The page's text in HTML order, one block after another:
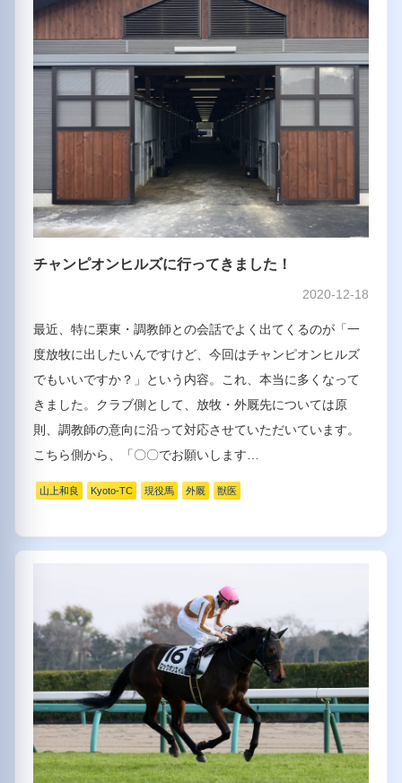
チャンピオンヒルズに行ってきました！
2020-12-18
最近、特に栗東・調教師との会話でよく出てくるのが「一
度放牧に出したいんですけど、今回はチャンピオンヒルズ
でもいいですか？」という内容。これ、本当に多くなって
きました。クラブ側として、放牧・外厩先については原
則、調教師の意向に沿って対応させていただいています。
こちら側から、「〇〇でお願いします…
山上和良 Kyoto-TC 現役馬 外厩 獣医